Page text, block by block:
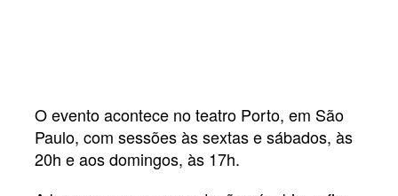
O evento acontece no teatro Porto, em São
Paulo, com sessões às sextas e sábados, às
20h e aos domingos, às 17h.